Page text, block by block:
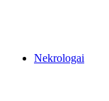
Nekrologai